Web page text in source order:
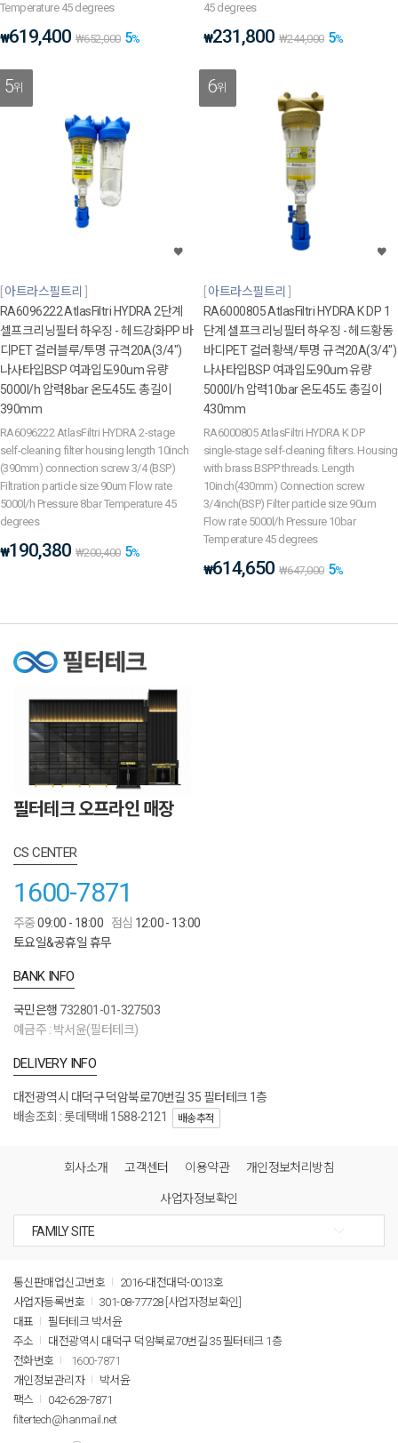
Temperature 45 degrees
₩619,400 ₩652,000 5%
45 degrees
₩231,800 ₩244,000 5%
5위
아트라스필트리
RA6096222 AtlasFiltri HYDRA 2단계
셀프크리닝필터 하우징 - 헤드강화PP 바
디PET 컬러블루/투명 규격20A(3/4")
나사타입BSP 여과입도90um 유량
5000l/h 압력8bar 온도45도 총길이
390mm
RA6096222 AtlasFiltri HYDRA 2-stage
self-cleaning filter housing length 10inch
(390mm) connection screw 3/4 (BSP)
Filtration particle size 90um Flow rate
5000l/h Pressure 8bar Temperature 45
degrees
₩190,380 ₩200,400 5%
6위
아트라스필트리
RA6000805 AtlasFiltri HYDRA K DP 1
단계 셀프크리닝필터 하우징 - 헤드황동
바디PET 컬러황색/투명 규격20A(3/4")
나사타입BSP 여과입도90um 유량
5000l/h 압력10bar 온도45도 총길이
430mm
RA6000805 AtlasFiltri HYDRA K DP
single-stage self-cleaning filters. Housing
with brass BSPP threads. Length
10inch(430mm) Connection screw
3/4inch(BSP) Filter particle size 90um
Flow rate 5000l/h Pressure 10bar
Temperature 45 degrees
₩614,650 ₩647,000 5%
필터테크 오프라인 매장
CS CENTER
1600-7871
주중09:00 - 18:00 점심 12:00 - 13:00
토요일&공휴일 휴무
BANK INFO
국민은행 732801-01-327503
예금주 : 박서윤(필터테크)
DELIVERY INFO
대전광역시 대덕구 덕암북로70번길 35 필터테크 1층
배송조회 : 롯데택배 1588-2121
배송추적
회사소개 고객센터 이용약관 개인정보처리방침
사업자정보확인
통신판매업신고번호
2016-대전대덕-0013호
사업자등록번호
301-08-77728 [사업자정보확인]
대표
필터테크 박서윤
주소
대전광역시 대덕구 덕암북로70번길 35 필터테크 1층
전화번호
1600-7871
개인정보관리자
박서윤
팩스
042-628-7871
filtertech@hanmail.net